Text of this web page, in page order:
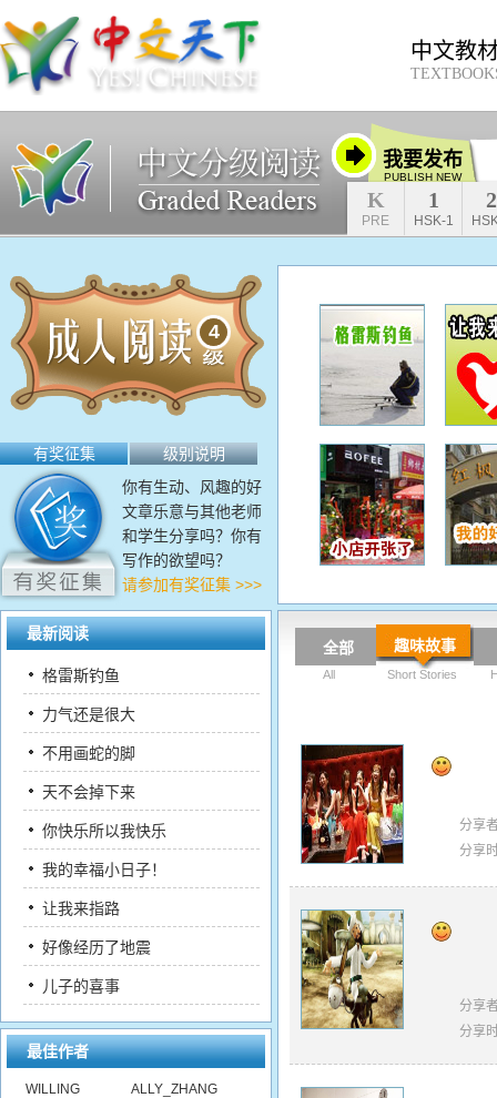
中文教
我要发布
PUBLISH NEW
K
PRE
1
HSK-1
2
4
有奖征集
级别说明
你有生动、风趣的好
文章乐意与其他老师
和学生分享吗？你有
写作的欲望吗？
请参加有奖征集 >>>
最新阅读
格雷斯钓鱼
力气还是很大
不用画蛇的脚
天不会掉下来
你快乐所以我快乐
我的幸福小日子！
让我来指路
好像经历了地震
儿子的喜事
最佳作者
WILLING ALLY_ZHANG
全部 趣味故事
All Short Stories
分享
分享
分享
分享